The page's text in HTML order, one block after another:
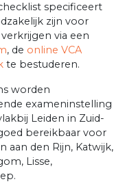
specificeert
zijn voor
via een
, de online VCA
te bestuderen.
worden
exameninstelling
Leiden in Zuid-
bereikbaar voor
aan den Rijn, Katwijk,
Lisse,